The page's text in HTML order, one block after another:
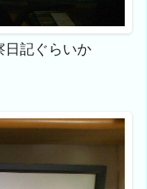
日記ぐらいか